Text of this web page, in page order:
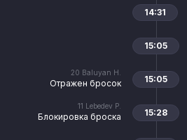
14:31
15:05
20 Baluyan H.
Отражен бросок 15:05
11 Lebedev P.
Блокировка броска 15:28